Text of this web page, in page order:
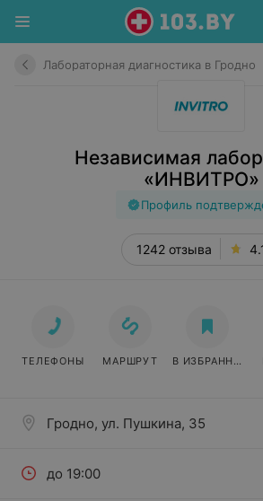
Лабораторная диагностика в Гродно
Независимая
«ИНВИТРО»
Профиль
1242 отзыва
Гродно, ул. Пушкина, 35
до 19:00
ТЕЛЕФОНЫ МАРШРУТ В ИЗБРАННОЕ